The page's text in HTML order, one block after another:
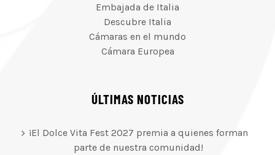
Embajada de Italia
Descubre Italia
Cámaras en el mundo
Cámara Europea
ÚLTIMAS NOTICIAS
¡El Dolce Vita Fest 2027 premia a quienes forman
parte de nuestra comunidad!